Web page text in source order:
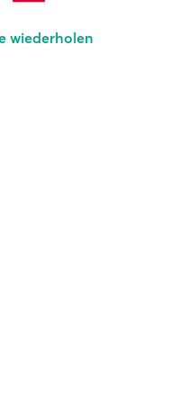
wiederholen